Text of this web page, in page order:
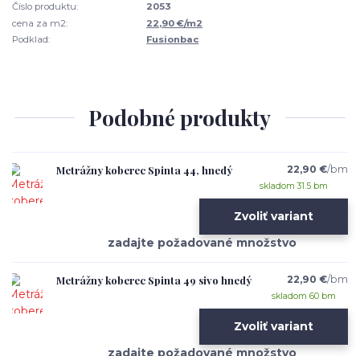
Číslo produktu:
2053
cena za m2:
22,90 €/m2
Podklad:
Fusionbac
Podobné produkty
Metrážny koberec Spinta 44, hnedý 22,90 €/bm
skladom 31.5 bm
Zvoliť variant
Metrážny koberec Spinta 49 sivo hnedý 22,90 €/bm
skladom 60 bm
Zvoliť variant